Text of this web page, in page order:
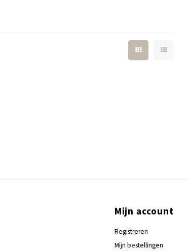
Mijn account
Registreren
Mijn bestellingen